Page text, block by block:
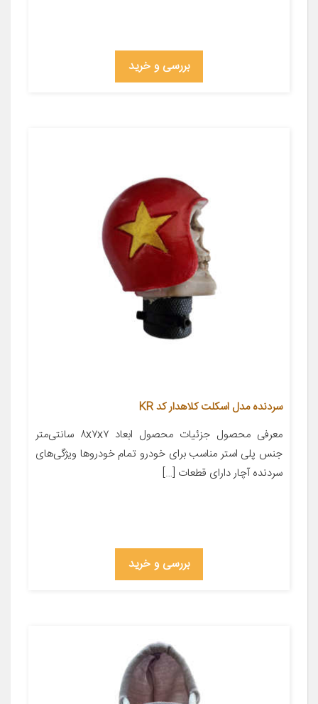
بررسی و خرید
سردنده مدل اسکلت کلاهدار کد KR
معرفی محصول جزئیات محصول ابعاد ۸x۷x۷ سانتی‌متر
جنس پلی استر مناسب برای خودرو تمام خودروها ویژگی‌های
سردنده آچار دارای قطعات […]
بررسی و خرید